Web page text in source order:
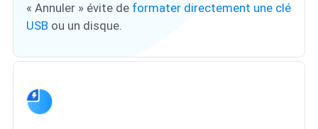
« Annuler » évite de formater directement une clé
USB ou un disque.